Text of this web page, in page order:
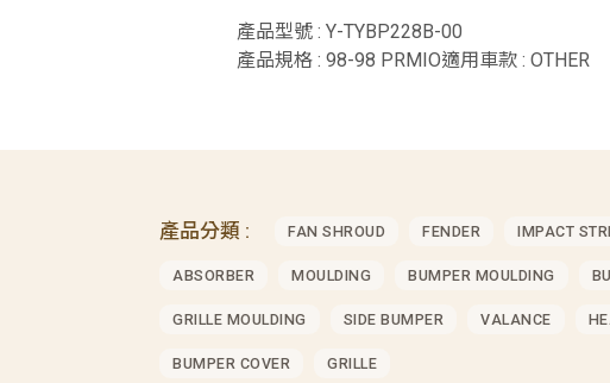
產品型號 : Y-TYBP228B-00
產品規格 : 98-98 PRMIO適用車款 : OTHER
產品分類 : FAN SHROUD FENDER IMPACT
ABSORBER MOULDING BUMPER MOULDING
GRILLE MOULDING SIDE BUMPER VALANCE
BUMPER COVER GRILLE